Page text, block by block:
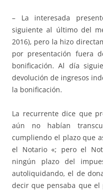
– La interesada
siguiente al último del
2016), pero la hizo
por presentación fuera
bonificación. Al día
devolución de ingresos
la bonificación.
La recurrente dice que
aún no habían
cumpliendo el plazo que
el Notario «; pero el
ningún plazo del
autoliquidando, el de
decir que pensaba que